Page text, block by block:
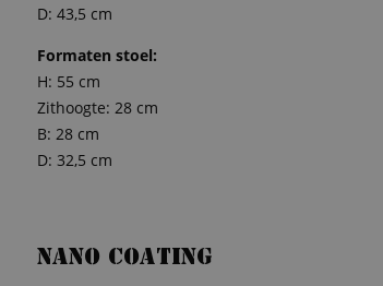
D: 43,5 cm
Formaten stoel:
H: 55 cm
Zithoogte: 28 cm
B: 28 cm
D: 32,5 cm
Nano coating